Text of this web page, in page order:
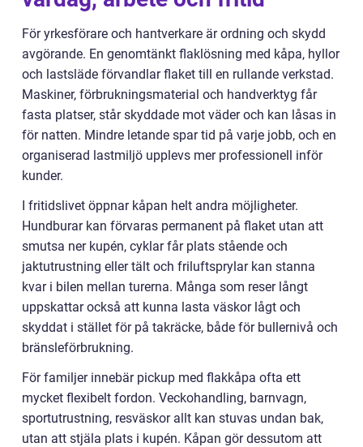
För yrkesförare och hantverkare är ordning och skydd
avgörande. En genomtänkt flaklösning med kåpa, hyllor
och lastsläde förvandlar flaket till en rullande verkstad.
Maskiner, förbrukningsmaterial och handverktyg får
fasta platser, står skyddade mot väder och kan låsas in
för natten. Mindre letande spar tid på varje jobb, och en
organiserad lastmiljö upplevs mer professionell inför
kunder.
I fritidslivet öppnar kåpan helt andra möjligheter.
Hundburar kan förvaras permanent på flaket utan att
smutsa ner kupén, cyklar får plats stående och
jaktutrustning eller tält och friluftsprylar kan stanna
kvar i bilen mellan turerna. Många som reser långt
uppskattar också att kunna lasta väskor lågt och
skyddat i stället för på takräcke, både för bullernivå och
bränsleförbrukning.
För familjer innebär pickup med flakkåpa ofta ett
mycket flexibelt fordon. Veckohandling, barnvagn,
sportutrustning, resväskor allt kan stuvas undan bak,
utan att stjäla plats i kupén. Kåpan gör dessutom att